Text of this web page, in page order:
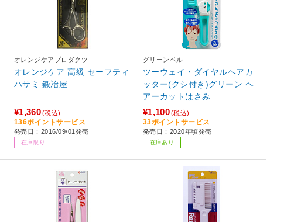
オレンジケアプロダクツ
オレンジケア 高級 セーフティ
ハサミ 鍛冶屋
¥1,360(税込)
136ポイントサービス
発売日：2016/09/01発売
在庫限り
グリーンベル
ツーウェイ・ダイヤルヘアカ
ッター(クシ付き)グリーン ヘ
アーカットはさみ
¥1,100(税込)
33ポイントサービス
発売日：2020年頃発売
在庫あり